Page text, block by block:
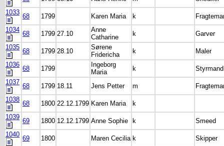
1033
68 1799 Karen Maria k
1034
68 1799 27.10
Anne
Catharine
k
Garver
1035
68 1799 28.10
Sørene
Fridericha
k
Maler
1036
68 1799
Ingeborg
Maria
k
Styrmand
1037
68 1799 18.11 Jens Petter m
1038
68 1800 22.12.1799 Karen Maria
k
1039
69 1800 12.12.1799 Anne Sophie k
Smeed
1040
69 1800 Maren Cecilia k
Skipper